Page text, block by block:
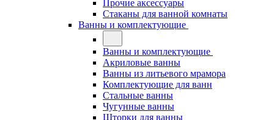
Прочие аксессуары
Стаканы для ванной комнаты
Ванны и комплектующие
Ванны и комплектующие
Акриловые ванны
Ванны из литьевого мрамора
Комплектующие для ванн
Стальные ванны
Чугунные ванны
Шторки для ванны